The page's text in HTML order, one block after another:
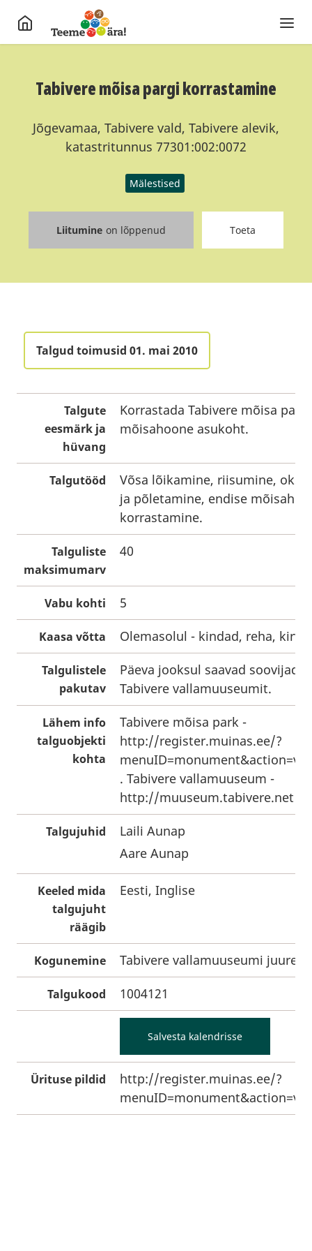
Tabivere mõisa pargi korrastamine
Jõgevamaa, Tabivere vald, Tabivere alevik,
katastritunnus 77301:002:0072
Mälestised
Liitumine on lõppenud Toeta
Talgud toimusid 01. mai 2010
Talgute
eesmärk ja
hüvang
Korrastada Tabivere mõisa
mõisahoone asukoht.
Talgutööd
Võsa lõikamine, riisumine,
ja põletamine, endise
korrastamine.
Talguliste
maksimumarv
40
Vabu kohti 5
Kaasa võtta Olemasolul - kindad, reha,
Talgulistele
pakutav
Päeva jooksul saavad soovijad
Tabivere vallamuuseumit.
Lähem info
talguobjekti
kohta
Tabivere mõisa park -
http://register.muinas.ee/?
. Tabivere vallamuuseum -
http://muuseum.tabivere.net
Talgujuhid
Laili Aunap
Aare Aunap
Keeled mida
talgujuht
räägib
Eesti, Inglise
Kogunemine Tabivere vallamuuseumi juures
Talgukood 1004121
Salvesta kalendrisse
Ürituse pildid
http://register.muinas.ee/?